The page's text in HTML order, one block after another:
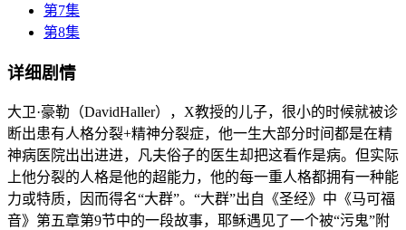
第7集
第8集
详细剧情
大卫·豪勒（DavidHaller），X教授的儿子，很小的时候就被诊
断出患有人格分裂+精神分裂症，他一生大部分时间都是在精
神病医院出出进进，凡夫俗子的医生却把这看作是病。但实际
上他分裂的人格是他的超能力，他的每一重人格都拥有一种能
力或特质，因而得名“大群”。“大群”出自《圣经》中《马可福
音》第五章第9节中的一段故事，耶稣遇见了一个被“污鬼”附